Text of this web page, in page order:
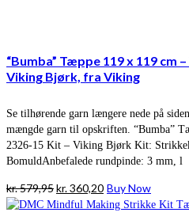
“Bumba” Tæppe 119 x 119 cm
Viking Bjørk, fra Viking
Se tilhørende garn længere nede på
mængde garn til opskriften. “Bumba”
2326-15 Kit – Viking Bjørk Kit:
BomuldAnbefalede rundpinde: 3 mm, l
kr.579,95Den
oprindelige
kr.360,20Den
aktuelle
Buy Now